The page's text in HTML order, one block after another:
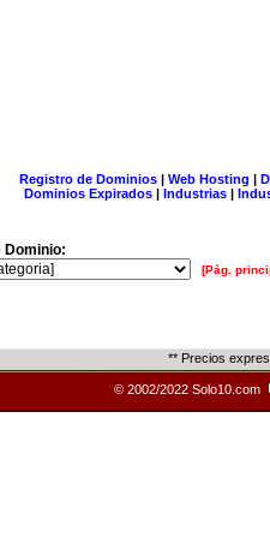
Registro de Dominios| Web Hosting |
Dominios Expirados | Industrias |
Dominio:
[Pág.
** Precios
© 2002/2022 Solo10.com